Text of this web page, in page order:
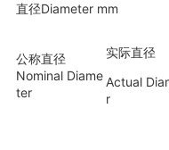
直径Diameter mm
公称直径
Nominal Diame
ter
实际直径
Actual
r